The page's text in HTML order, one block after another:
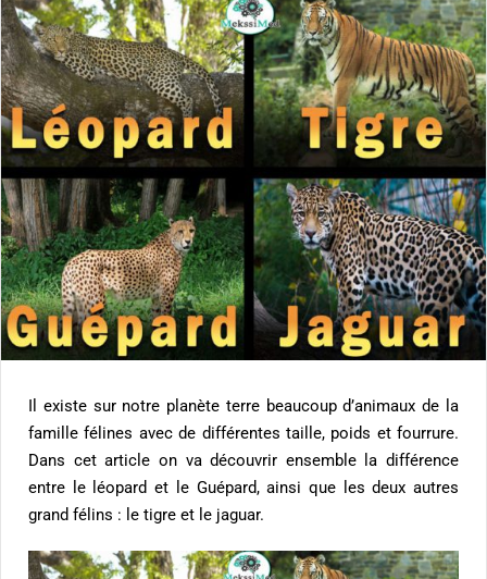
Il existe sur notre planète terre beaucoup d’animaux de la
famille félines avec de différentes taille, poids et fourrure.
Dans cet article on va découvrir ensemble la différence
entre le léopard et le Guépard, ainsi que les deux autres
grand félins : le tigre et le jaguar.